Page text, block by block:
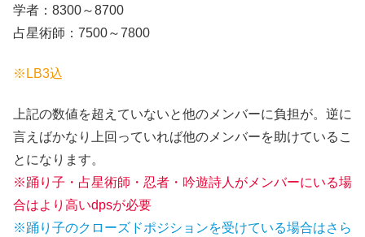
学者：8300～8700
占星術師：7500～7800
※LB3込
上記の数値を超えていないと他のメンバーに負担が。逆に
言えばかなり上回っていれば他のメンバーを助けているこ
とになります。
※踊り子・占星術師・忍者・吟遊詩人がメンバーにいる場
合はより高いdpsが必要
※踊り子のクローズドポジションを受けている場合はさら